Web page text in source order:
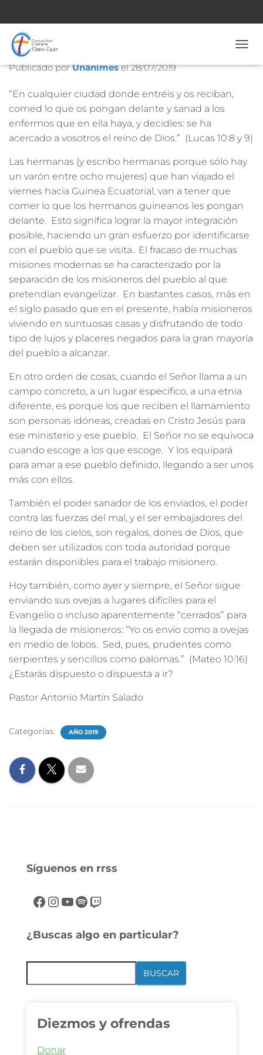
Nº 1.830 – 28 de Julio de 2019
Publicado porUnánimesel28/07/2019
“En cualquier ciudad donde entréis y os reciban,
comed lo que os pongan delante y sanad a los
enfermos que en ella haya, y decidles: se ha
acercado a vosotros el reino de Dios.” (Lucas 10:8 y 9)
Las hermanas (y escribo hermanas porque sólo hay
un varón entre ocho mujeres) que han viajado el
viernes hacia Guinea Ecuatorial, van a tener que
comer lo que los hermanos guineanos les pongan
delante. Esto significa lograr la mayor integración
posible, haciendo un gran esfuerzo por identificarse
con el pueblo que se visita. El fracaso de muchas
misiones modernas se ha caracterizado por la
separación de los misioneros del pueblo al que
pretendían evangelizar. En bastantes casos, más en
el siglo pasado que en el presente, había misioneros
viviendo en suntuosas casas y disfrutando de todo
tipo de lujos y placeres negados para la gran mayoría
del pueblo a alcanzar.
En otro orden de cosas, cuando el Señor llama a un
campo concreto, a un lugar específico, a una etnia
diferente, es porque los que reciben el llamamiento
son personas idóneas, creadas en Cristo Jesús para
ese ministerio y ese pueblo. El Señor no se equivoca
cuando escoge a los que escoge. Y los equipará
para amar a ese pueblo definido, llegando a ser unos
más con ellos.
También el poder sanador de los enviados, el poder
contra las fuerzas del mal, y el ser embajadores del
reino de los cielos, son regalos, dones de Dios, que
deben ser utilizados con toda autoridad porque
estarán disponibles para el trabajo misionero.
Hoy también, como ayer y siempre, el Señor sigue
enviando sus ovejas a lugares difíciles para el
Evangelio o incluso aparentemente “cerrados” para
la llegada de misioneros: “Yo os envío como a ovejas
en medio de lobos. Sed, pues, prudentes como
serpientes y sencillos como palomas.” (Mateo 10:16)
¿Estarás dispuesto o dispuesta a ir?
Pastor Antonio Martín Salado
Categorías: AÑO 2019
Síguenos en rrss
¿Buscas algo en particular?
BUSCAR
Diezmos y ofrendas
Donar